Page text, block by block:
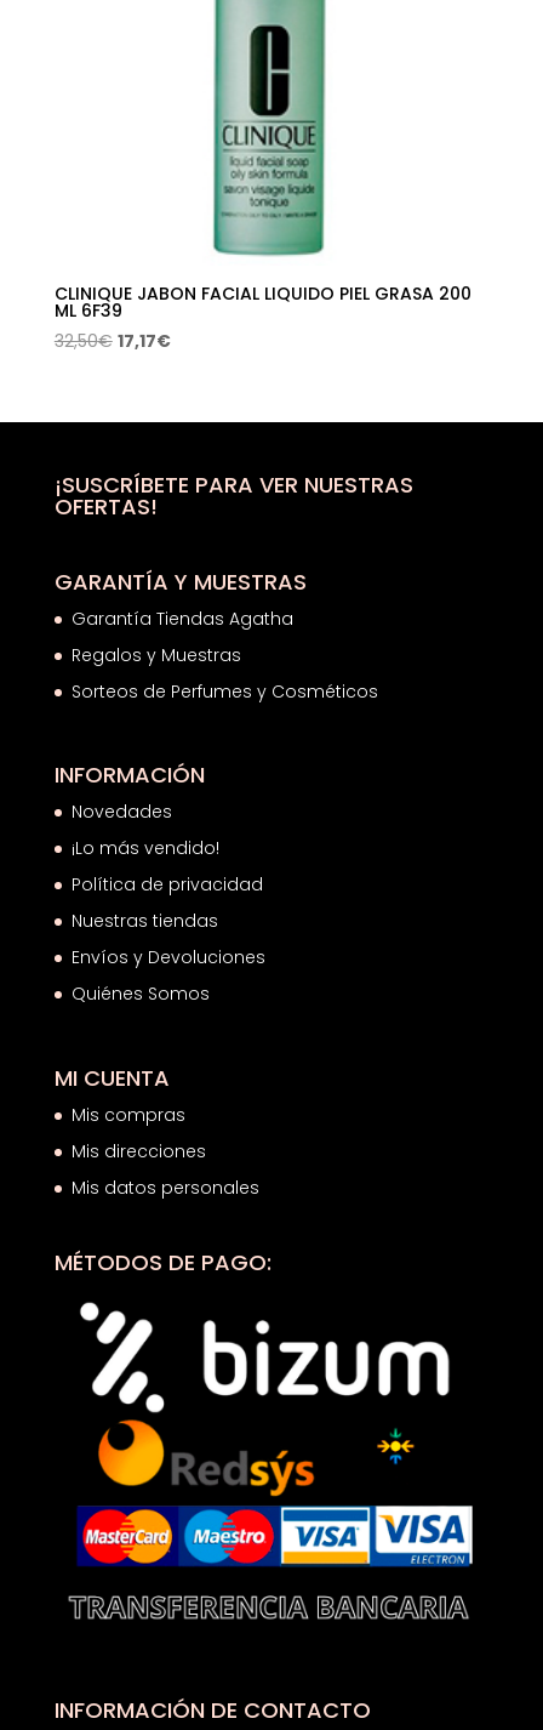
CLINIQUE JABON FACIAL LIQUIDO PIEL GRASA 200
ML 6F39
32,50€ El
era:
17,17€El
es:
¡SUSCRÍBETE PARA VER NUESTRAS
OFERTAS!
GARANTÍA Y MUESTRAS
Garantía Tiendas Agatha
Regalos y Muestras
Sorteos de Perfumes y Cosméticos
INFORMACIÓN
Novedades
¡Lo más vendido!
Política de privacidad
Nuestras tiendas
Envíos y Devoluciones
Quiénes Somos
MI CUENTA
Mis compras
Mis direcciones
Mis datos personales
MÉTODOS DE PAGO:
INFORMACIÓN DE CONTACTO